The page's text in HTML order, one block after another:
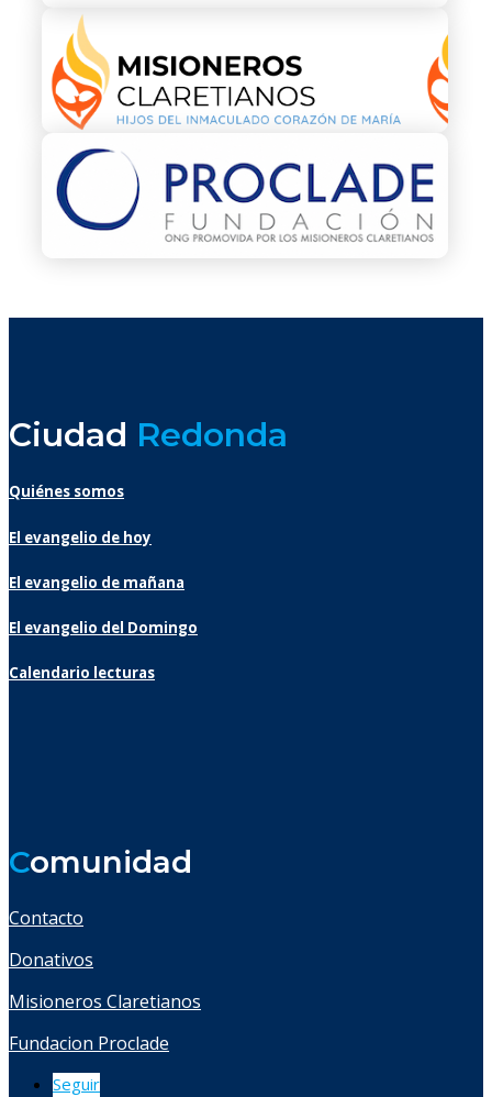
Ciudad Redonda
Quiénes somos
El evangelio de hoy
El evangelio de mañana
El evangelio del Domingo
Calendario lecturas
Comunidad
Contacto
Donativos
Misioneros Claretianos
Fundacion Proclade
Seguir